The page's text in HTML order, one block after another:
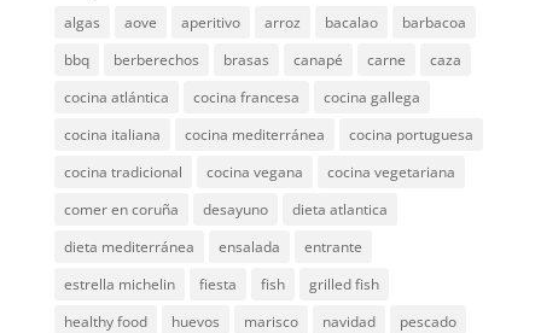
algas aove aperitivo arroz bacalao
barbacoa
bbq
berberechos brasas canapé carne
caza
cocina atlántica
cocina francesa
cocina gallega
cocina italiana
cocina mediterránea
cocina portuguesa
cocina tradicional
cocina vegana
cocina vegetariana
comer en coruña
desayuno
dieta atlantica
dieta mediterránea
ensalada
entrante
estrella michelin
fiesta fish
grilled fish
healthy food
huevos marisco navidad
pescado